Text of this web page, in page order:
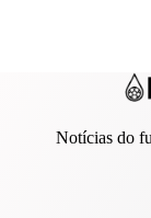
Notícias do